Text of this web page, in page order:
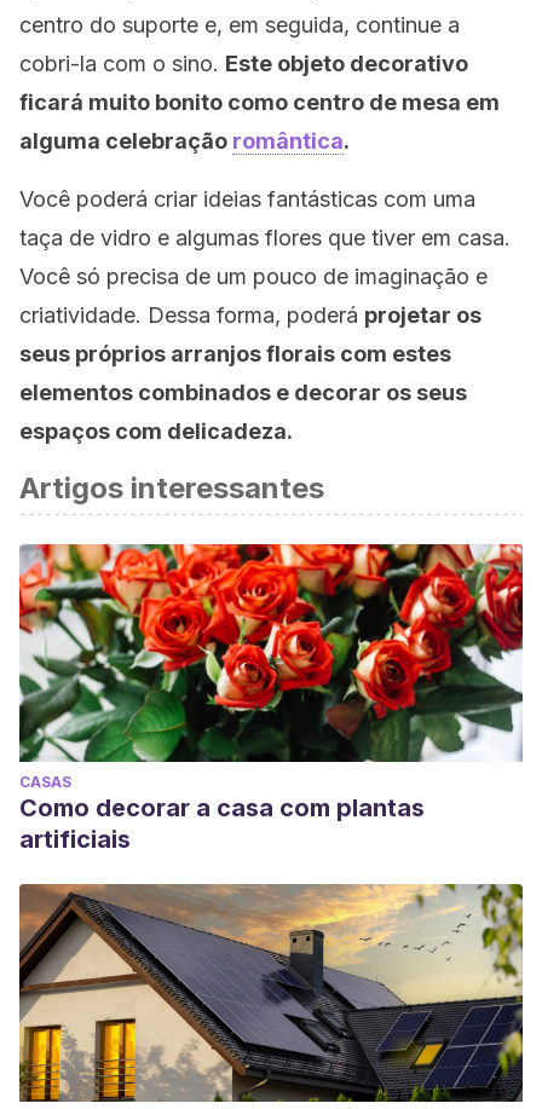
centro do suporte e, em seguida, continue a
cobri-la com o sino. Este objeto decorativo
ficará muito bonito como centro de mesa em
alguma celebração romântica.
Você poderá criar ideias fantásticas com uma
taça de vidro e algumas flores que tiver em casa.
Você só precisa de um pouco de imaginação e
criatividade. Dessa forma, poderá projetar os
seus próprios arranjos florais com estes
elementos combinados e decorar os seus
espaços com delicadeza.
Artigos interessantes
CASAS
Como decorar a casa com plantas
artificiais